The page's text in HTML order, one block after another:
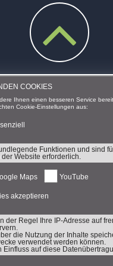
COOKIES
Ihnen einen besseren Service
Cookie-Einstellungen aus:
Funktionen und sind
Website erforderlich.
Maps YouTube
akzeptieren
der Regel Ihre IP-Adresse auf
die Nutzung der Inhalte
verwendet werden können.
Einfluss auf diese